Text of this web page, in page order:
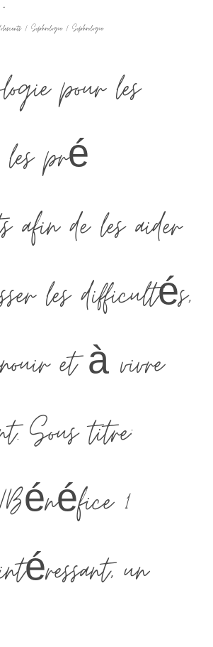
/ Sophrologie / Sophrologie
pour les
les pré
afin de les aider
les difficultés,
et à vivre
Sous titre:
Bénéfice 1
un…